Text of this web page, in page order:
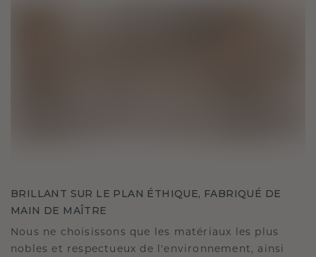
BRILLANT SUR LE PLAN ÉTHIQUE, FABRIQUÉ DE
MAIN DE MAÎTRE
Nous ne choisissons que les matériaux les plus
nobles et respectueux de l'environnement, ainsi